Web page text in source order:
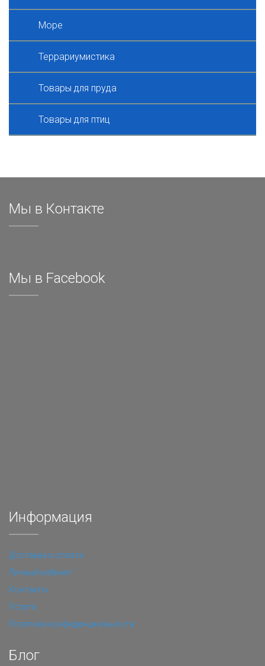
Море
Террариумистика
Товары для пруда
Товары для птиц
Мы в Контакте
Мы в Facebook
Информация
Доставка и оплата
Личный кабинет
Контакты
Услуги
Политика конфиденциальности
Блог